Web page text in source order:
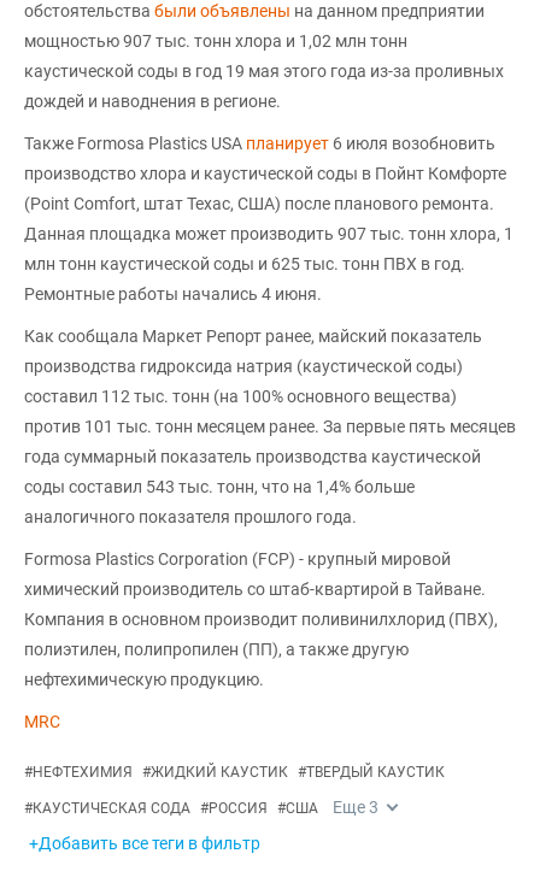
обстоятельства были объявлены на данном предприятии
мощностью 907 тыс. тонн хлора и 1,02 млн тонн
каустической соды в год 19 мая этого года из-за проливных
дождей и наводнения в регионе.
Также Formosa Plastics USA планирует 6 июля возобновить
производство хлора и каустической соды в Пойнт Комфорте
(Point Comfort, штат Техас, США) после планового ремонта.
Данная площадка может производить 907 тыс. тонн хлора, 1
млн тонн каустической соды и 625 тыс. тонн ПВХ в год.
Ремонтные работы начались 4 июня.
Как сообщала Маркет Репорт ранее, майский показатель
производства гидроксида натрия (каустической соды)
составил 112 тыс. тонн (на 100% основного вещества)
против 101 тыс. тонн месяцем ранее. За первые пять месяцев
года суммарный показатель производства каустической
соды составил 543 тыс. тонн, что на 1,4% больше
аналогичного показателя прошлого года.
Formosa Plastics Corporation (FCP) - крупный мировой
химический производитель со штаб-квартирой в Тайване.
Компания в основном производит поливинилхлорид (ПВХ),
полиэтилен, полипропилен (ПП), а также другую
нефтехимическую продукцию.
MRC
#НЕФТЕХИМИЯ #ЖИДКИЙ КАУСТИК #ТВЕРДЫЙ КАУСТИК
#КАУСТИЧЕСКАЯ СОДА #РОССИЯ #США Еще3
+Добавить все теги в фильтр